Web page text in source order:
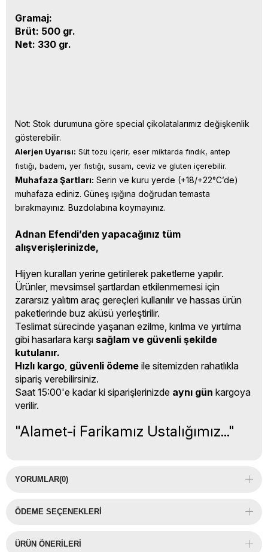
Gramaj:
Brüt: 500 gr.
Net: 330 gr.
Not: Stok durumuna göre special çikolatalarımız değişkenlik
gösterebilir.
Alerjen Uyarısı: Süt tozu içerir, eser miktarda fındık, antep
fıstığı, badem, yer fıstığı, susam, ceviz ve gluten içerebilir.
Muhafaza Şartları: Serin ve kuru yerde (+18/+22°C’de)
muhafaza ediniz. Güneş ışığına doğrudan temasta
bırakmayınız. Buzdolabına koymayınız.
Adnan Efendi’den yapacağınız tüm
alışverişlerinizde,
Hijyen kuralları yerine getirilerek paketleme yapılır.
Ürünler, mevsimsel şartlardan etkilenmemesi için
zararsız yalıtım araç gereçleri kullanılır ve hassas ürün
paketlerinde buz aküsü yerleştirilir.
Teslimat sürecinde yaşanan ezilme, kırılma ve yırtılma
gibi hasarlara karşı sağlam ve güvenli şekilde
kutulanır.
Hızlı kargo, güvenli ödeme ile sitemizden rahatlıkla
sipariş verebilirsiniz.
Saat 15:00'e kadar ki siparişlerinizde aynı gün kargoya
verilir.
"Alamet-i Farikamız Ustalığımız..."
YORUMLAR(0)
ÖDEME SEÇENEKLERI
ÜRÜN ÖNERILERI